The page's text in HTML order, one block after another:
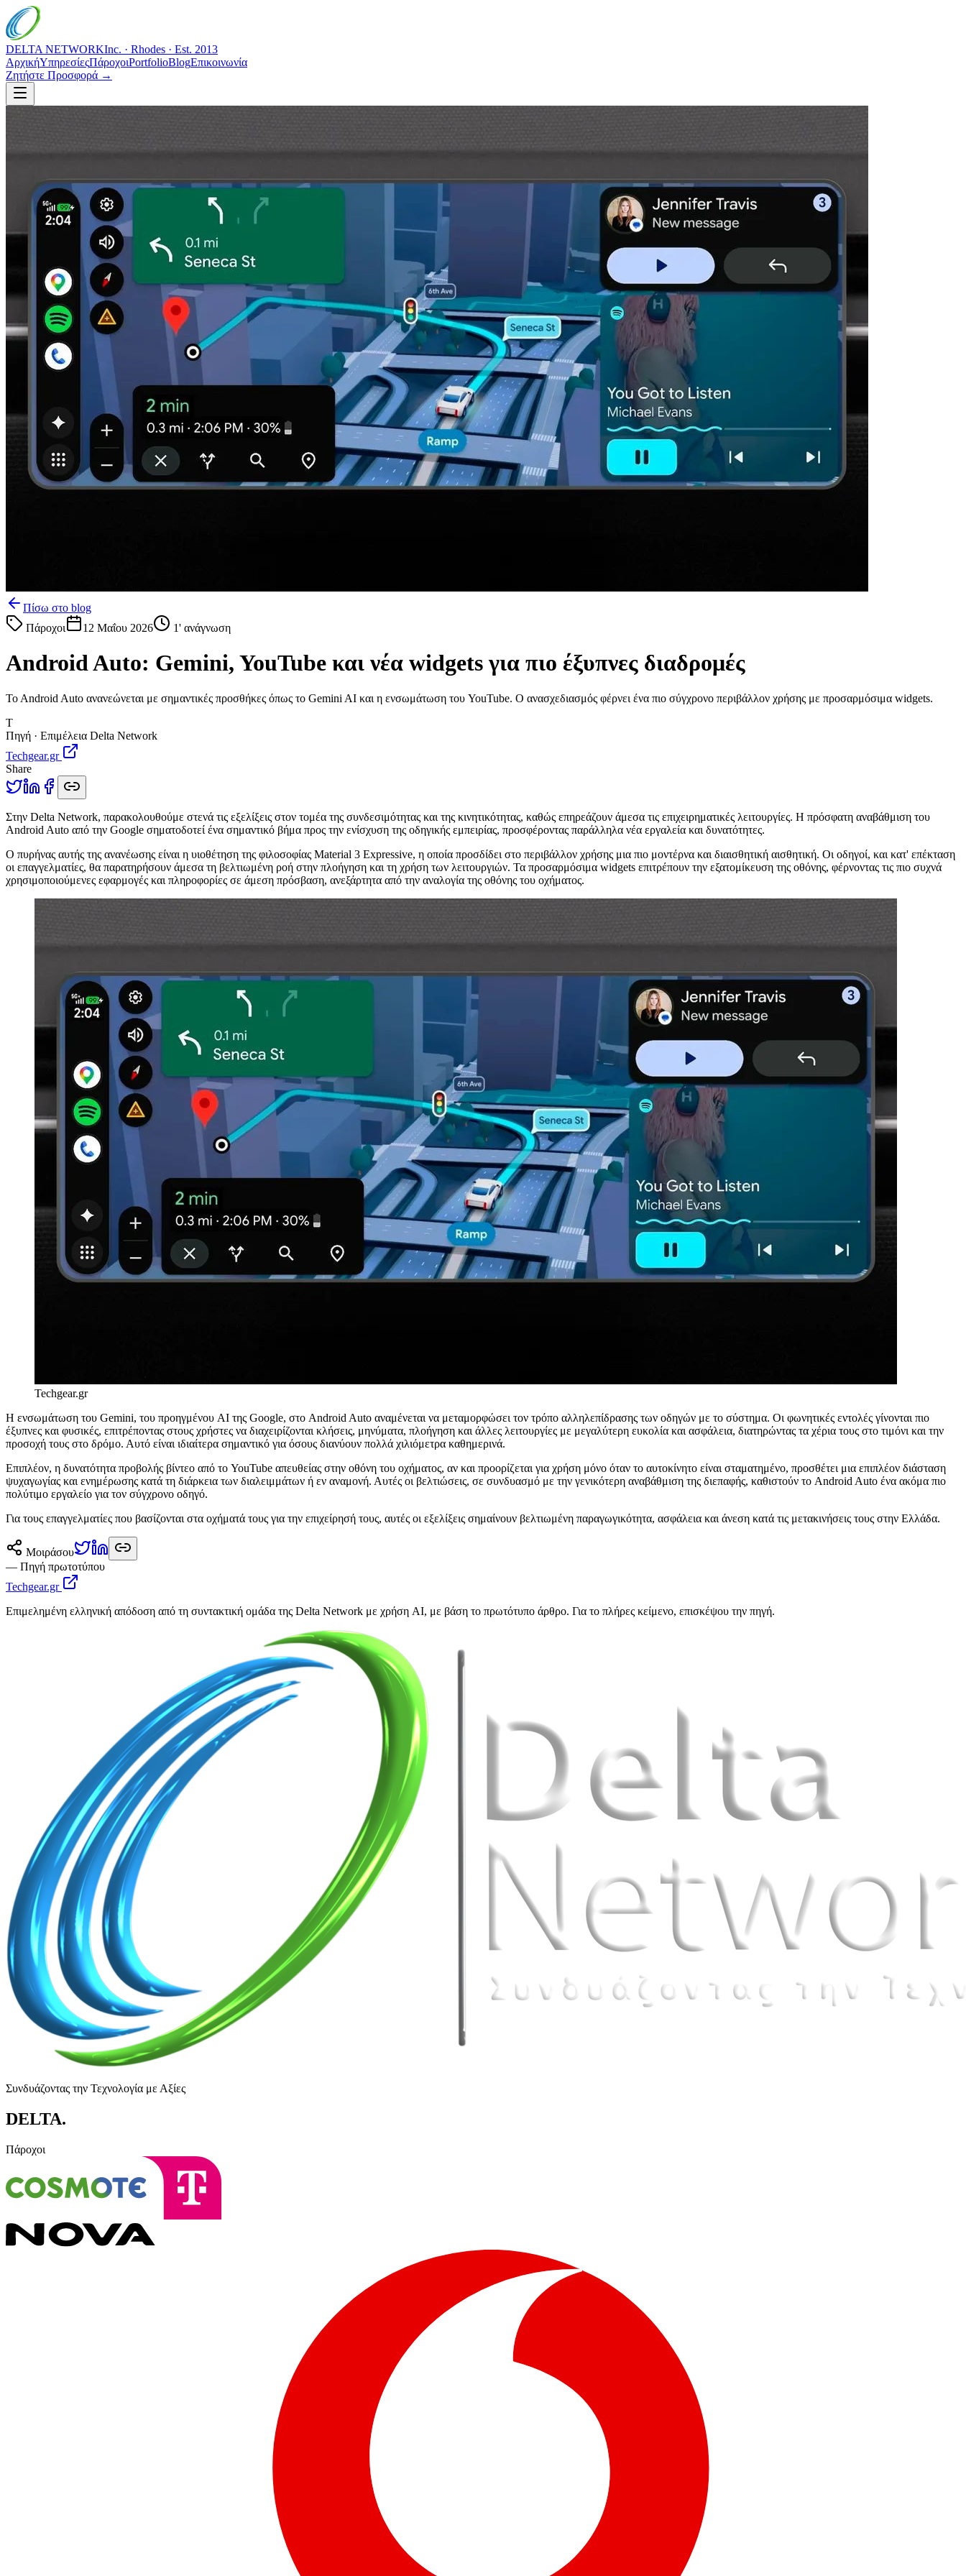
DELTA NETWORKInc. · Rhodes · Est. 2013
ΑρχικήΥπηρεσίεςΠάροχοιPortfolioBlogΕπικοινωνία
Ζητήστε Προσφορά →
Πίσω στο blog
Πάροχοι
12 Μαΐου 2026 1' ανάγνωση
Android Auto: Gemini, YouTube και νέα widgets για πιο έξυπνες διαδρομές
To Android Auto ανανεώνεται με σημαντικές προσθήκες όπως το Gemini AI και η ενσωμάτωση του YouTube. Ο ανασχεδιασμός φέρνει ένα πιο σύγχρονο περιβάλλον χρήσης με προσαρμόσιμα widgets.
T
Πηγή · Επιμέλεια Delta Network
Techgear.gr
Share
Στην Delta Network, παρακολουθούμε στενά τις εξελίξεις στον τομέα της συνδεσιμότητας και της κινητικότητας, καθώς επηρεάζουν άμεσα τις επιχειρηματικές λειτουργίες. Η πρόσφατη αναβάθμιση του
Android Auto από την Google σηματοδοτεί ένα σημαντικό βήμα προς την ενίσχυση της οδηγικής εμπειρίας, προσφέροντας παράλληλα νέα εργαλεία και δυνατότητες.
Ο πυρήνας αυτής της ανανέωσης είναι η υιοθέτηση της φιλοσοφίας Material 3 Expressive, η οποία προσδίδει στο περιβάλλον χρήσης μια πιο μοντέρνα και διαισθητική αισθητική. Οι οδηγοί, και κατ' επέκταση
οι επαγγελματίες, θα παρατηρήσουν άμεσα τη βελτιωμένη ροή στην πλοήγηση και τη χρήση των λειτουργιών. Τα προσαρμόσιμα widgets επιτρέπουν την εξατομίκευση της οθόνης, φέρνοντας τις πιο συχνά
χρησιμοποιούμενες εφαρμογές και πληροφορίες σε άμεση πρόσβαση, ανεξάρτητα από την αναλογία της οθόνης του οχήματος.
Techgear.gr
Η ενσωμάτωση του Gemini, του προηγμένου AI της Google, στο Android Auto αναμένεται να μεταμορφώσει τον τρόπο αλληλεπίδρασης των οδηγών με το σύστημα. Οι φωνητικές εντολές γίνονται πιο
έξυπνες και φυσικές, επιτρέποντας στους χρήστες να διαχειρίζονται κλήσεις, μηνύματα, πλοήγηση και άλλες λειτουργίες με μεγαλύτερη ευκολία και ασφάλεια, διατηρώντας τα χέρια τους στο τιμόνι και την
προσοχή τους στο δρόμο. Αυτό είναι ιδιαίτερα σημαντικό για όσους διανύουν πολλά χιλιόμετρα καθημερινά.
Επιπλέον, η δυνατότητα προβολής βίντεο από το YouTube απευθείας στην οθόνη του οχήματος, αν και προορίζεται για χρήση μόνο όταν το αυτοκίνητο είναι σταματημένο, προσθέτει μια επιπλέον διάσταση
ψυχαγωγίας και ενημέρωσης κατά τη διάρκεια των διαλειμμάτων ή εν αναμονή. Αυτές οι βελτιώσεις, σε συνδυασμό με την γενικότερη αναβάθμιση της διεπαφής, καθιστούν το Android Auto ένα ακόμα πιο
πολύτιμο εργαλείο για τον σύγχρονο οδηγό.
Για τους επαγγελματίες που βασίζονται στα οχήματά τους για την επιχείρησή τους, αυτές οι εξελίξεις σημαίνουν βελτιωμένη παραγωγικότητα, ασφάλεια και άνεση κατά τις μετακινήσεις τους στην Ελλάδα.
Μοιράσου
— Πηγή πρωτοτύπου
Techgear.gr
Επιμελημένη ελληνική απόδοση από τη συντακτική ομάδα της Delta Network με χρήση AI, με βάση το πρωτότυπο άρθρο. Για το πλήρες κείμενο, επισκέψου την πηγή.
Συνδυάζοντας την Τεχνολογία με Αξίες
DELTA.
Πάροχοι